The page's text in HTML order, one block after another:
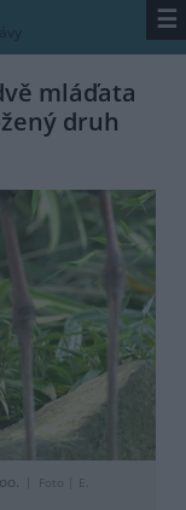
☰
mláďata
druh
Foto |
E.